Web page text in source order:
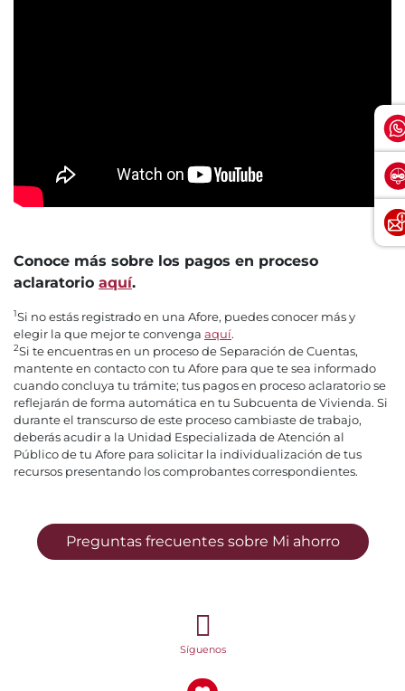
Conoce más sobre los pagos en proceso
aclaratorio aquí.
1Si no estás registrado en una Afore, puedes conocer más y
elegir la que mejor te convenga aquí.
2Si te encuentras en un proceso de Separación de Cuentas,
mantente en contacto con tu Afore para que te sea informado
cuando concluya tu trámite; tus pagos en proceso aclaratorio se
reflejarán de forma automática en tu Subcuenta de Vivienda. Si
durante el transcurso de este proceso cambiaste de trabajo,
deberás acudir a la Unidad Especializada de Atención al
Público de tu Afore para solicitar la individualización de tus
recursos presentando los comprobantes correspondientes.
Preguntas frecuentes sobre Mi ahorro
Síguenos